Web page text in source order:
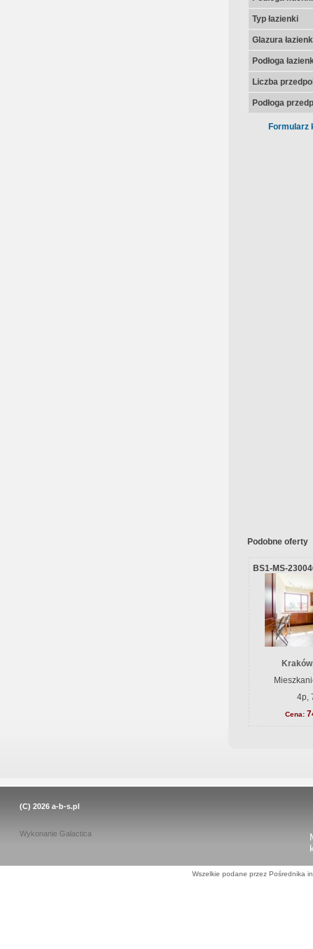
Typ łazienki
Glazura
Podłoga
Liczba
Podłoga
Formularz
Podobne oferty
BS1-MS-
4p,
Cena:
(C) 2026 a-b-s.pl
Wykonanie Galactica
Wszelkie podane przez Pośrednika